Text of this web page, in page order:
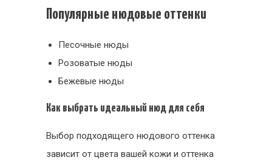
Популярные нюдовые оттенки
Песочные нюды
Розоватые нюды
Бежевые нюды
Как выбрать идеальный нюд для себя
Выбор подходящего нюдового оттенка
зависит от цвета вашей кожи и оттенка